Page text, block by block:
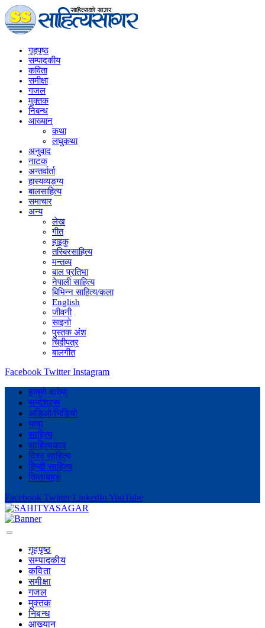
गृहपृष्‍ठ
सम्पादकीय
कविता
समीक्षा
गजल
मुक्तक
निबन्ध
आख्यान
कथा
लघुकथा
अनुवाद
नाटक
अन्तर्वार्ता
हास्यव्यङ्ग्य
बालसाहित्य
समाचार
अन्य
लेख
गीत
हाइकु
तस्बिरसाहित्य
मन्तव्य
बाल प्रतिभा
नेपाली साहित्य
बिभिन्न साहित्य/कला
English
जीवनी
साइनो
पुस्तक अंश
चिठ्ठीपत्र
बालगीत
Facebook Twitter Instagram
हाम्रो बारेमा
सन्देशहरू
अडिओ/भिडियो
भाषा
साहित्य
साहित्यकार
विश्व साहित्य
हिन्दी साहित्य
किताबहरु
Facebook Twitter LinkedIn YouTube
गृहपृष्‍ठ
सम्पादकीय
कविता
समीक्षा
गजल
मुक्तक
निबन्ध
आख्यान